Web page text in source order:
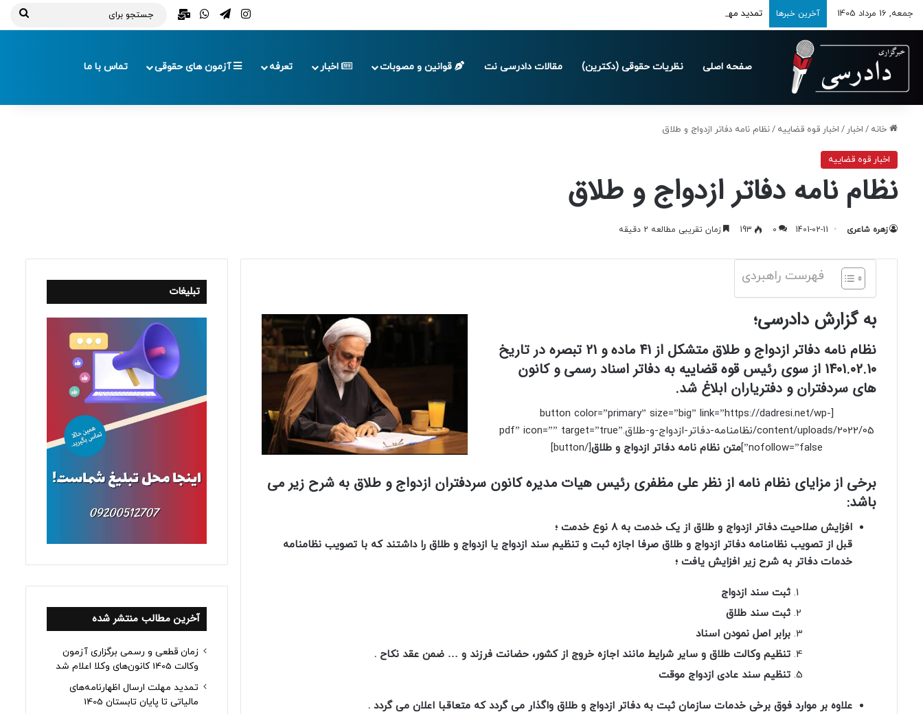
جمعه, 16 مرداد 1405 آخرین خبرها تمدید مهلت ارسال اظهارنامه‌های مالیاتی تا پایان تابستان 1405 اینستاگرام
تلگرامواتس آپ
ایمیل
صفحه اصلی نظریات حقوقی (دکترین) مقالات دادرسی نت قوانین و مصوبات اخبار تعرفه آزمون های حقوقی تماس با ما
خانه / اخبار / اخبار قوه قضاییه /نظام نامه دفاتر ازدواج و طلاق
اخبار قوه قضاییه
نظام نامه دفاتر ازدواج و طلاق
زهره شاعری 1401-02-11
0
193 زمان تقریبی مطالعه 2 دقیقه
فهرست راهبردی
به گزارش دادرسی؛
نظام نامه دفاتر ازدواج و طلاق متشکل از 41 ماده و 21 تبصره در تاریخ
1401.02.10 از سوی رئیس قوه قضاییه به دفاتر اسناد رسمی و کانون
های سردفتران و دفتریاران ابلاغ شد.
[button color=”primary” size=”big” link=”https://dadresi.net/wp-
content/uploads/2022/05/نظامنامه-دفاتر-ازدواج-و-طلاق.pdf” icon=”” target=”true”
nofollow=”false”] متن نظام نامه دفاتر ازدواج و طلاق[/button]
برخی از مزایای نظام نامه از نظر علی مظفری رئیس هیات مدیره کانون سردفتران ازدواج و طلاق به شرح زیر می
باشد:
افزایش صلاحیت دفاتر ازدواج و طلاق از یک خدمت به ۸ نوع خدمت ؛
قبل از تصویب نظامنامه دفاتر ازدواج و‌ طلاق صرفا اجازه ثبت و تنظیم سند ازدواج یا ازدواج و طلاق را داشتند که با تصویب نظامنامه
خدمات دفاتر به شرح زیر افزایش یافت ؛
ثبت سند ازدواج
ثبت سند طلاق
برابر اصل نمودن اسناد
تنظیم وکالت طلاق و سایر شرایط مانند اجازه خروج از کشور، حضانت فرزند و … ضمن عقد نکاح .
تنظیم سند عادی ازدواج موقت
علاوه بر موارد فوق برخی خدمات سازمان ثبت به دفاتر ازدواج‌ و‌ طلاق واگذار می گردد که متعاقبا اعلان می گردد .
تبلیغات
آخرین مطالب منتشر شده
زمان قطعی و رسمی برگزاری آزمون
وکالت 1405 کانون‌های وکلا اعلام شد
تمدید مهلت ارسال اظهارنامه‌های
مالیاتی تا پایان تابستان 1405